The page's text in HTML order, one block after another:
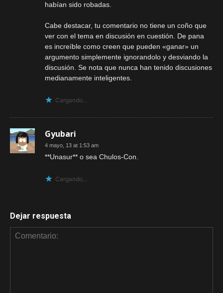
habían sido robadas.
Cabe destacar, tu comentario no tiene un coño que
ver con el tema en discusión en cuestión. De pana
es increíble como creen que pueden «ganar» un
argumento simplemente ignorandolo y desviando la
discusión. Se nota que nunca han tenido discusiones
medianamente inteligentes.
Cargando...
Gyubari
4 mayo, 13 at 1:53 am
**Unasur** o sea Chulos-Con.
Cargando...
Dejar respuesta